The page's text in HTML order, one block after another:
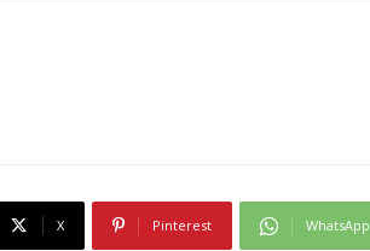
X Pinterest WhatsApp